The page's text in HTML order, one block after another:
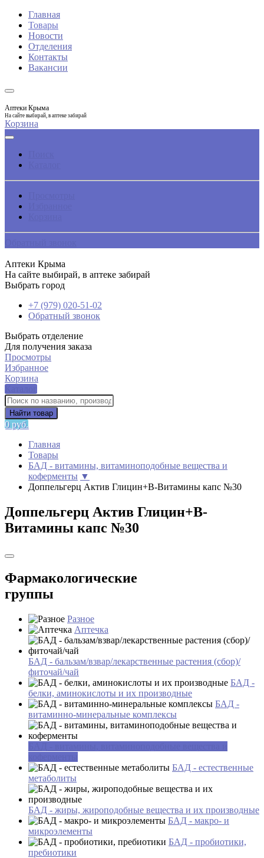
Главная
Товары
Новости
Отделения
Контакты
Вакансии
Аптеки Крыма
На сайте выбирай, в аптеке забирай
Корзина
Аптеки Крыма
На сайте выбирай, в аптеке забирай
Выбрать город
+7 (979) 020-51-02
Обратный звонок
Выбрать отделение
Для получения заказа
Просмотры
Избранное
Корзина
Найти товар
0 руб.
Главная
Товары
БАД - витамины, витаминоподобные вещества и
коферменты ▼
Доппельгерц Актив Глицин+В-Витамины капс №30
Доппельгерц Актив Глицин+В-
Витамины капс №30
Фармакологические
группы
Разное
Аптечка
БАД - бальзам/взвар/лекарственные растения (сбор)/
фиточай/чай
БАД -
белки, аминокислоты и их производные
БАД -
витаминно-минеральные комплексы
БАД - естественные
метаболиты
БАД - жиры, жироподобные вещества и их производные
БАД - макро- и
микроэлементы
БАД - пробиотики,
пребиотики